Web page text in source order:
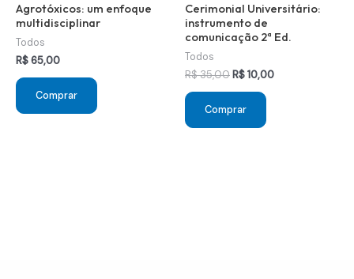
Agrotóxicos: um enfoque
multidisciplinar
Todos
R$65,00
Comprar
Cerimonial Universitário:
instrumento de
comunicação 2ª Ed.
Todos
R$35,00O
original
era:
R$ 35,00.
R$10,00O
Comprar